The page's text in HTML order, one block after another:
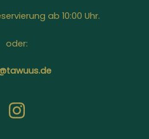
ab 10:00 Uhr.
oder: